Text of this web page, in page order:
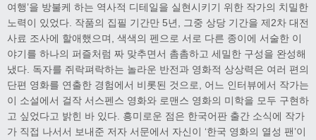
여행’을 방불케 하는 역사적 디테일을 실현시키기 위한 작가의 치밀한
노력이 있었다. 작품의 집필 기간만 5년, 그중 상당 기간을 제2차 대전
사료 조사에 할애했으며, 색색의 펜으로 서로 다른 종이에 서술한 이
야기를 하나의 퍼즐처럼 짜 맞추면서 촘촘하고 세밀한 구성을 완성해
냈다. 독자를 쥐락펴락하는 놀라운 반전과 영화적 상상력은 여러 편의
단편 영화를 연출한 경험에서 비롯된 것으로, 어느 인터뷰에서 작가는
이 소설에서 걸작 서스펜스 영화와 로맨스 영화의 미학을 모두 구현하
고 싶었다고 밝힌 바 있다. 흥미로운 점은 한국어판 출간 소식에 작가
가 직접 나서서 보내준 저자 서문에서 자신이 ‘한국 영화의 열성 팬’이